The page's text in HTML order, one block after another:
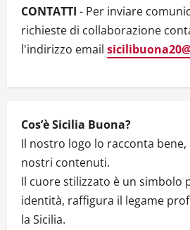
CONTATTI - Per inviare
richieste di collaborazione
l'indirizzo email
Cos’è Sicilia Buona?
Il nostro logo lo racconta
nostri contenuti.
Il cuore stilizzato è un simbolo
identità, raffigura il legame
la Sicilia.